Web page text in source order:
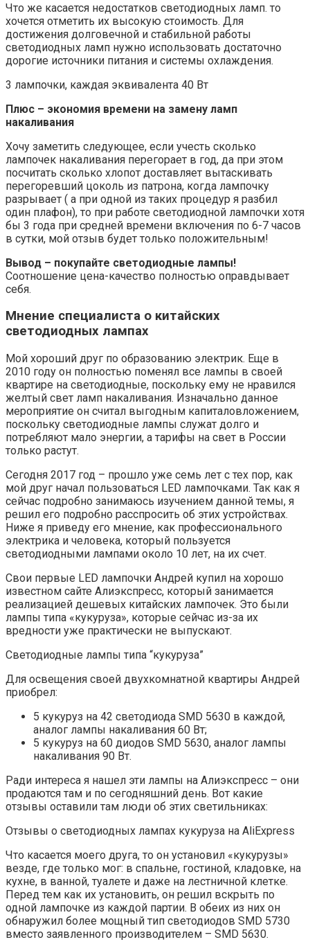
Что же касается недостатков светодиодных ламп. то
хочется отметить их высокую стоимость. Для
достижения долговечной и стабильной работы
светодиодных ламп нужно использовать достаточно
дорогие источники питания и системы охлаждения.
3 лампочки, каждая эквивалента 40 Вт
Плюс – экономия времени на замену ламп
накаливания
Хочу заметить следующее, если учесть сколько
лампочек накаливания перегорает в год, да при этом
посчитать сколько хлопот доставляет вытаскивать
перегоревший цоколь из патрона, когда лампочку
разрывает ( а при одной из таких процедур я разбил
один плафон), то при работе светодиодной лампочки хотя
бы 3 года при средней времени включения по 6-7 часов
в сутки, мой отзыв будет только положительным!
Вывод – покупайте светодиодные лампы!
Соотношение цена-качество полностью оправдывает
себя.
Мнение специалиста о китайских
светодиодных лампах
Мой хороший друг по образованию электрик. Еще в
2010 году он полностью поменял все лампы в своей
квартире на светодиодные, поскольку ему не нравился
желтый свет ламп накаливания. Изначально данное
мероприятие он считал выгодным капиталовложением,
поскольку светодиодные лампы служат долго и
потребляют мало энергии, а тарифы на свет в России
только растут.
Сегодня 2017 год – прошло уже семь лет с тех пор, как
мой друг начал пользоваться LED лампочками. Так как я
сейчас подробно занимаюсь изучением данной темы, я
решил его подробно расспросить об этих устройствах.
Ниже я приведу его мнение, как профессионального
электрика и человека, который пользуется
светодиодными лампами около 10 лет, на их счет.
Свои первые LED лампочки Андрей купил на хорошо
известном сайте Алиэкспресс, который занимается
реализацией дешевых китайских лампочек. Это были
лампы типа «кукуруза», которые сейчас из-за их
вредности уже практически не выпускают.
Светодиодные лампы типа “кукуруза”
Для освещения своей двухкомнатной квартиры Андрей
приобрел:
5 кукуруз на 42 светодиода SMD 5630 в каждой,
аналог лампы накаливания 60 Вт;
5 кукуруз на 60 диодов SMD 5630, аналог лампы
накаливания 90 Вт.
Ради интереса я нашел эти лампы на Алиэкспресс – они
продаются там и по сегодняшний день. Вот какие
отзывы оставили там люди об этих светильниках:
Отзывы о светодиодных лампах кукуруза на AliExpress
Что касается моего друга, то он установил «кукурузы»
везде, где только мог: в спальне, гостиной, кладовке, на
кухне, в ванной, туалете и даже на лестничной клетке.
Перед тем как их установить, он решил вскрыть по
одной лампочке из каждой партии. В обеих из них он
обнаружил более мощный тип светодиодов SMD 5730
вместо заявленного производителем – SMD 5630.